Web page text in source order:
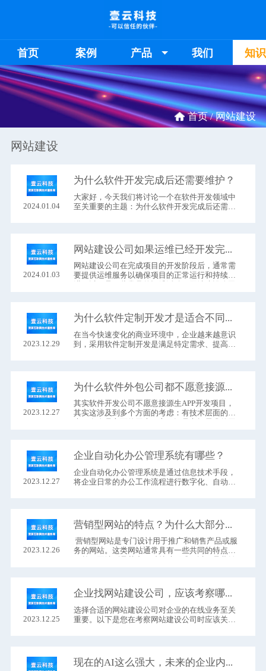
首页 案例 产品 我们 知
首页 /网站建设
网站建设
2024.01.04
为什么软件开发完成后还需要维护？
大家好，今天我们将讨论一个在软件开发​领域中
至关重要的主题：为什么软件开发完成后还需要
2024.01.03
网站建设公司​在完成项目的开发阶段后，通常需
要提供运维服务以确保项目的正常运行和持续改
2023.12.29
在当今快速变化的商业环境中，企业越来越意识
到，采用软件定制开发是满足特定需求、提高效
2023.12.27
其实软件开发公司不愿意接源生APP开发项目，
其实这涉及到多个方面的考虑：有技术层面的因
2023.12.27
企业自动化办公管理系统有哪些？
企业自动化办公管理系统是通过信息技术手段，
将企业日常的办公工作流程进行数字化、自动化
2023.12.26
​ 营销型网站是专门设计用于推广和销售产品或服
务的网站。这类网站通常具有一些共同的特点，
2023.12.25
选择合适的网站建设公司​对企业的在线业务至关
重要。以下是您在考察网站建设公司时应该关注